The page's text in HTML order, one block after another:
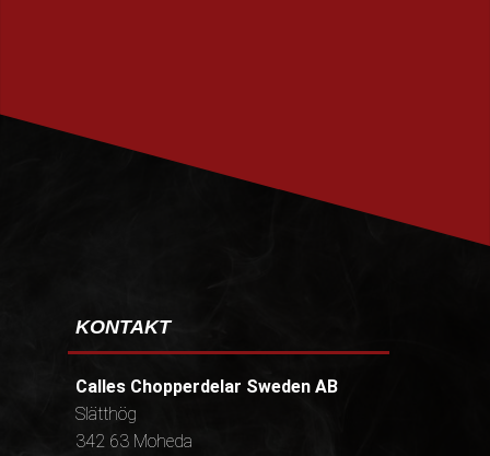
KONTAKT
Calles Chopperdelar Sweden AB
Slätthög
342 63 Moheda